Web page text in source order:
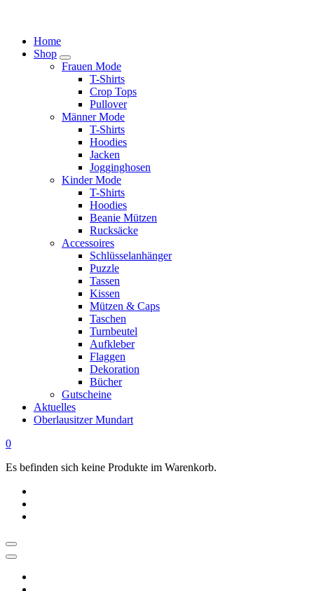
Home
Shop
Frauen Mode
T-Shirts
Crop Tops
Pullover
Männer Mode
T-Shirts
Hoodies
Jacken
Jogginghosen
Kinder Mode
T-Shirts
Hoodies
Beanie Mützen
Rucksäcke
Accessoires
Schlüsselanhänger
Puzzle
Tassen
Kissen
Mützen & Caps
Taschen
Turnbeutel
Aufkleber
Flaggen
Dekoration
Bücher
Gutscheine
Aktuelles
Oberlausitzer Mundart
0
Es befinden sich keine Produkte im Warenkorb.